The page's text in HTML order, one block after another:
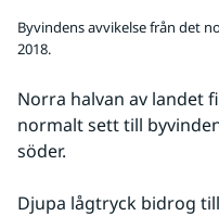
Byvindens avvikelse från det
2018.
Norra halvan av landet
normalt sett till
söder.
Djupa lågtryck bidrog